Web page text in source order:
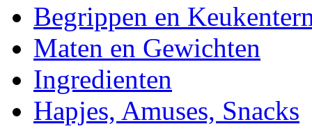
Begrippen en
Maten en Gewichten
Ingredienten
Hapjes, Amuses, Snacks